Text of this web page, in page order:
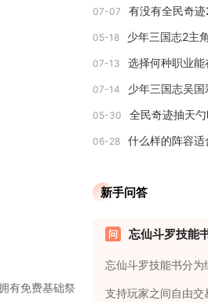
有免费基础祭
07-07 有没有全民奇
05-18 少年三国志2主
07-13 选择何种职业
07-14
05-30 全民奇迹抽天
06-28 什么样的阵容适
新手问答
忘仙斗罗技能
忘仙斗罗技能书分
支持玩家之间自由